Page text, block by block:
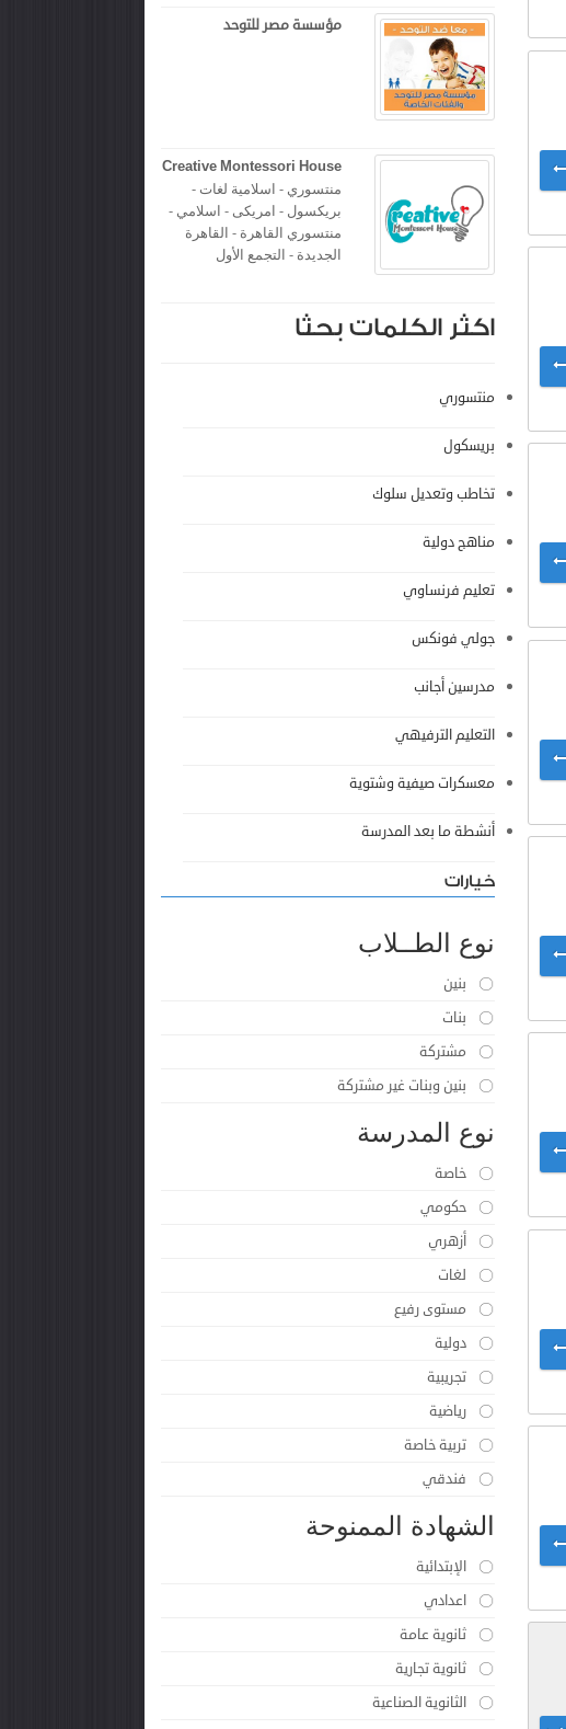
مؤسسة مصر للتوحد
Creative Montessori House
منتسوري - اسلامية لغات -
بريكسول - امريكى - اسلامي -
منتسوري القاهرة - القاهرة
الجديدة - التجمع الأول
اكثر الكلمات بحثا
منتسوري
بريسكول
تخاطب وتعديل سلوك
مناهج دولية
تعليم فرنساوي
جولي فونكس
مدرسين أجانب
التعليم الترفيهي
معسكرات صيفية وشتوية
أنشطة ما بعد المدرسة
خيارات
نوع الطــلاب
بنين
بنات
مشتركة
بنين وبنات غير مشتركة
نوع المدرسة
خاصة
حكومي
أزهري
لغات
مستوى رفيع
دولية
تجريبية
رياضية
تربية خاصة
فندقي
الشهادة الممنوحة
الإبتدائية
اعدادي
ثانوية عامة
ثانوية تجارية
الثانوية الصناعية